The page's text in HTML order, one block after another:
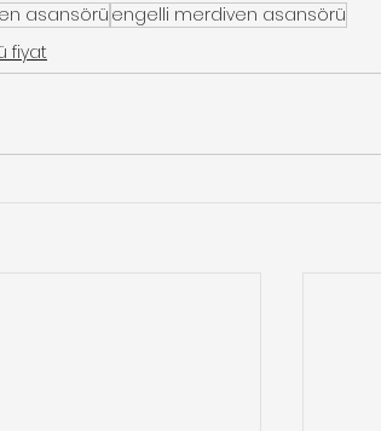
asansörüengelli merdiven asansörü
fiyat